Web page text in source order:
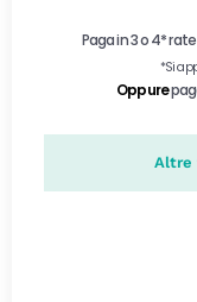
Altre